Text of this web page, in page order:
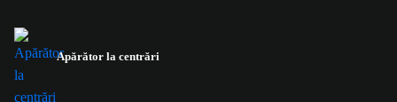
Apărător la centrări